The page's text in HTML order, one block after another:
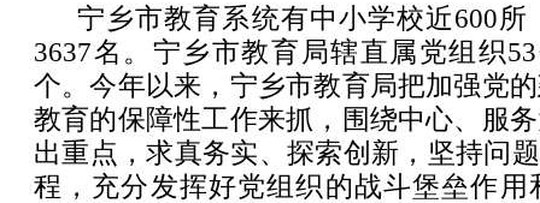
宁乡市教育系统有中小学校近600所
3637名。宁乡市教育局辖直属党组织
个。今年以来，宁乡市教育局把加强党
教育的保障性工作来抓，围绕中心、服
出重点，求真务实、探索创新，坚持问
程，充分发挥好党组织的战斗堡垒作用